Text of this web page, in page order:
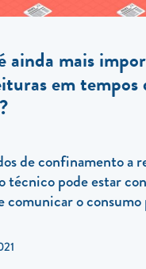
ainda mais
em tempos
de confinamento a
técnico pode estar
o consumo